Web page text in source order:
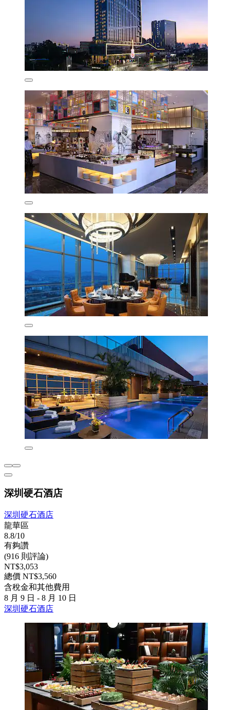
深圳硬石酒店
深圳硬石酒店
龍華區
8.8/10
有夠讚
(916 則評論)
NT$3,053
總價 NT$3,560
含稅金和其他費用
8 月 9 日 - 8 月 10 日
深圳硬石酒店